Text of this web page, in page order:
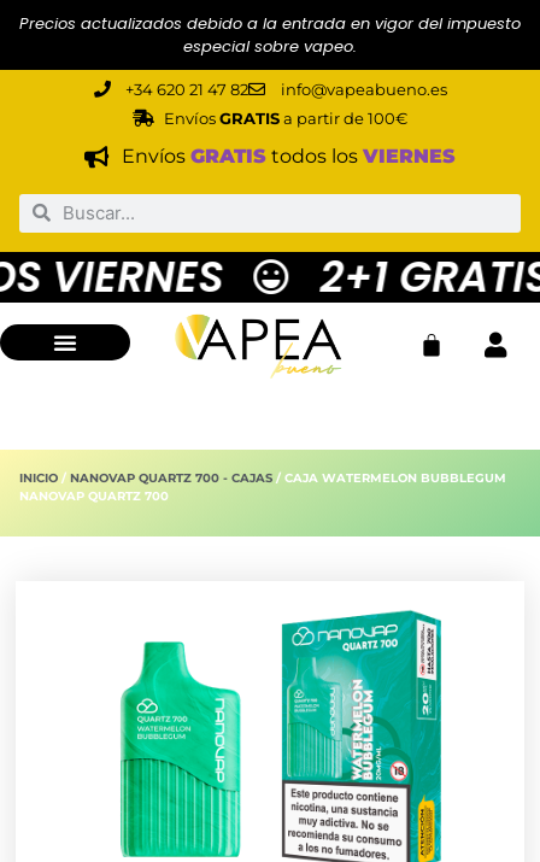
Precios actualizados debido a la entrada en vigor del impuesto
especial sobre vapeo.
+34 620 21 47 82
info@vapeabueno.es
EnvíosGRATISa partir de 100€
EnvíosGRATIS todos losVIERNES
2+1 GRATIS
INICIO / NANOVAP QUARTZ 700 - CAJAS / CAJA WATERMELON BUBBLEGUM
NANOVAP QUARTZ 700